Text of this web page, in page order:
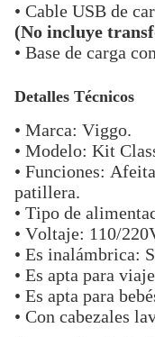
• Cable USB de
(No incluye
• Base de carga
Detalles Técnicos
• Marca: Viggo.
• Modelo: Kit
• Funciones:
patillera.
• Tipo de
• Voltaje: 110/
• Es inalámbrica:
• Es apta para
• Es apta para
• Con cabezales